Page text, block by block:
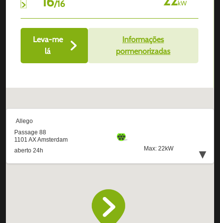
/16 kW
Leva-me
lá
Informações
pormenorizadas